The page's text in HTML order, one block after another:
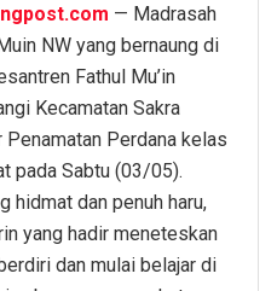
— Madrasah
NW yang bernaung di
Fathul Mu’in
Kecamatan Sakra
Penamatan Perdana kelas
pada Sabtu (03/05).
hidmat dan penuh haru,
yang hadir meneteskan
dan mulai belajar di